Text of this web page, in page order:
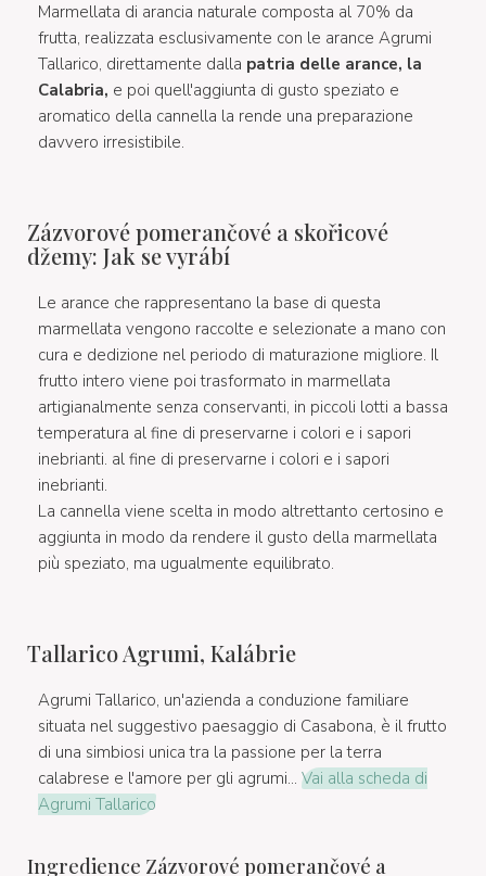
Marmellata di arancia naturale composta al 70% da
frutta, realizzata esclusivamente con le arance Agrumi
Tallarico, direttamente dalla patria delle arance, la
Calabria, e poi quell'aggiunta di gusto speziato e
aromatico della cannella la rende una preparazione
davvero irresistibile.
Zázvorové pomerančové a skořicové
džemy: Jak se vyrábí
Le arance che rappresentano la base di questa
marmellata vengono raccolte e selezionate a mano con
cura e dedizione nel periodo di maturazione migliore. Il
frutto intero viene poi trasformato in marmellata
artigianalmente senza conservanti, in piccoli lotti a bassa
temperatura al fine di preservarne i colori e i sapori
inebrianti. al fine di preservarne i colori e i sapori
inebrianti.
La cannella viene scelta in modo altrettanto certosino e
aggiunta in modo da rendere il gusto della marmellata
più speziato, ma ugualmente equilibrato.
Tallarico Agrumi, Kalábrie
Agrumi Tallarico, un'azienda a conduzione familiare
situata nel suggestivo paesaggio di Casabona, è il frutto
di una simbiosi unica tra la passione per la terra
calabrese e l'amore per gli agrumi... Vai alla scheda di
Agrumi Tallarico
Ingredience Zázvorové pomerančové a